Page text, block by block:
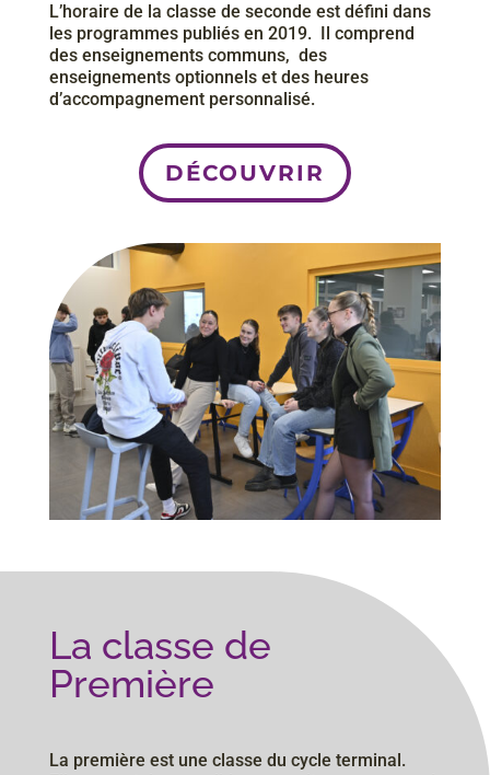
L’horaire​ ​de​ ​la​ ​classe​ ​de​ ​seconde​ ​est​ ​défini​ ​dans​ ​
les​ ​programmes​ ​publiés​ ​en​ ​2019. ​ ​Il​ ​comprend
des​ ​enseignements​ ​communs, ​ ​des​ ​
enseignements​ ​optionnels et​ ​des​ ​heures​ ​
d’accompagnement​ ​personnalisé.
DÉCOUVRIR
La classe de
Première
La​ ​première​ ​est​ ​une​ ​classe​ ​du cycle terminal. ​ ​